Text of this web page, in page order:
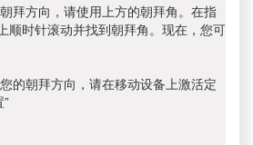
拜方向，请使用上方的朝拜角。在指
顺时针滚动并找到朝拜角。现在，您可
的朝拜方向，请在移动设备上激活定